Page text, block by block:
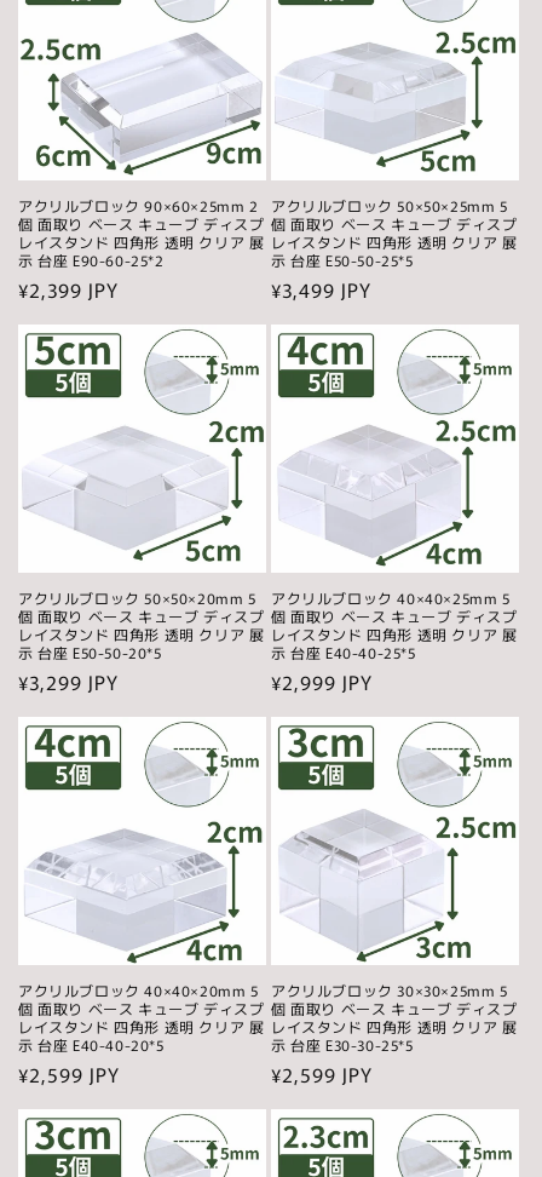
アクリルブロック 90×60×25mm 2
個 面取り ベース キューブ ディスプ
レイスタンド 四角形 透明 クリア 展
示 台座 E90-60-25*2
通
常
価
格
¥2,399 JPY
アクリルブロック 50×50×25mm 5
個 面取り ベース キューブ ディスプ
レイスタンド 四角形 透明 クリア 展
示 台座 E50-50-25*5
通
常
価
格
¥3,499 JPY
アクリルブロック 50×50×20mm 5
個 面取り ベース キューブ ディスプ
レイスタンド 四角形 透明 クリア 展
示 台座 E50-50-20*5
通
常
価
格
¥3,299 JPY
アクリルブロック 40×40×25mm 5
個 面取り ベース キューブ ディスプ
レイスタンド 四角形 透明 クリア 展
示 台座 E40-40-25*5
通
常
価
格
¥2,999 JPY
アクリルブロック 40×40×20mm 5
個 面取り ベース キューブ ディスプ
レイスタンド 四角形 透明 クリア 展
示 台座 E40-40-20*5
通
常
価
格
¥2,599 JPY
アクリルブロック 30×30×25mm 5
個 面取り ベース キューブ ディスプ
レイスタンド 四角形 透明 クリア 展
示 台座 E30-30-25*5
通
常
価
格
¥2,599 JPY